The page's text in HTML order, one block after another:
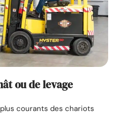
ou de levage
courants des chariots